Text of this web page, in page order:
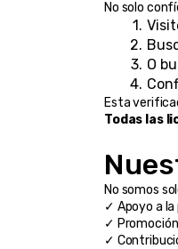
No solo
O
Esta
Todas las
No somos
✓ Apoyo a
✓
✓